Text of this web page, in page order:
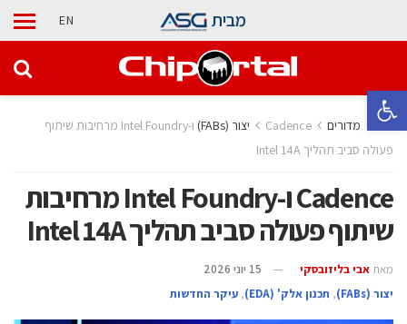
פתח סרגל נגישות
מבית EN
בית מדורים
Cadence ו-Intel Foundry מרחיבות שיתוף
פעולה סביב תהליך Intel 14A
Cadence ו-Intel Foundry מרחיבות
שיתוף פעולה סביב תהליך Intel 14A
מאת אבי בליזובסקי
15 יוני 2026
‫יצור (‪(FABs‬‬
, ‫תכנון אלק' (‪(EDA‬‬ , עיקר החדשות